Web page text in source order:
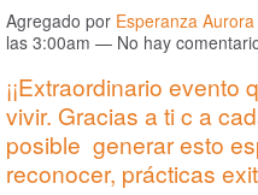
Agregado por Esperanza
las 3:00am — No hay
¡¡Extraordinario
vivir. Gracias a ti c a
posible generar esto
reconocer, prácticas